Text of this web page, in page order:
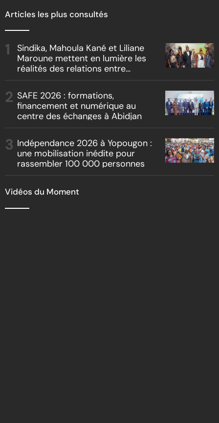
Articles les plus consultés
Sindika, Mahoula Kané et Liliane
Maroune mettent en lumière les
réalités des relations entre
« Boss vs Boss »
SAFE 2026 : formations,
financement et numérique au
centre des échanges à Abidjan
Indépendance 2026 à Yopougon :
une mobilisation inédite pour
rassembler 100 000 personnes
Vidéos du Moment